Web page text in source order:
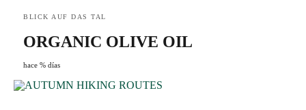
BLICK AUF DAS TAL
ORGANIC OLIVE OIL
hace % días